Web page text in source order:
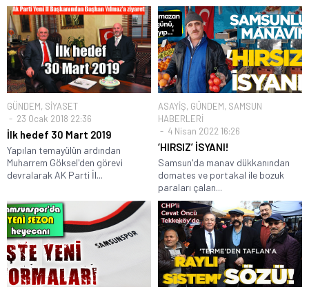
GÜNDEM, SİYASET
23 Ocak 2018 22:36
İlk hedef 30 Mart 2019
Yapılan temayülün ardından
Muharrem Göksel'den görevi
devralarak AK Parti İl...
ASAYİŞ, GÜNDEM, SAMSUN
HABERLERİ
4 Nisan 2022 16:26
‘HIRSIZ’ İSYANI!
Samsun'da manav dükkanından
domates ve portakal ile bozuk
paraları çalan...